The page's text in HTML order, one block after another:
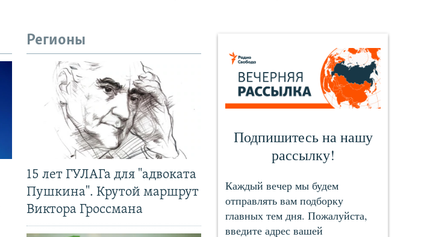
Регионы
15 лет ГУЛАГа для "адвоката
Пушкина". Крутой маршрут
Виктора Гроссмана